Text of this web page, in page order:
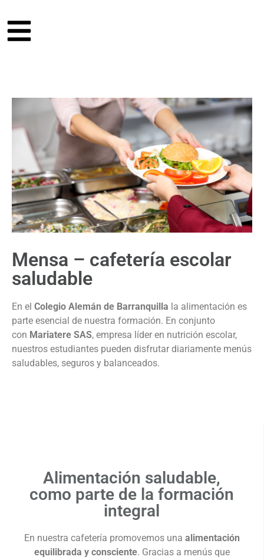
Mensa – cafetería escolar
saludable
En el Colegio Alemán de Barranquilla la alimentación es
parte esencial de nuestra formación. En conjunto
con Mariatere SAS, empresa líder en nutrición escolar,
nuestros estudiantes pueden disfrutar diariamente menús
saludables, seguros y balanceados.
Alimentación saludable,
como parte de la formación
integral
En nuestra cafetería promovemos una alimentación
equilibrada y consciente. Gracias a menús que